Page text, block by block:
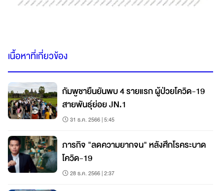
เนื้อหาที่เกี่ยวข้อง
กัมพูชายืนยันพบ 4 รายแรก ผู้ป่วยโควิด-19
สายพันธุ์ย่อย JN.1
31 ธ.ค. 2566 | 5:45
ภารกิจ "ลดความยากจน" หลังศึกโรคระบาด
โควิด-19
28 ธ.ค. 2566 | 2:37